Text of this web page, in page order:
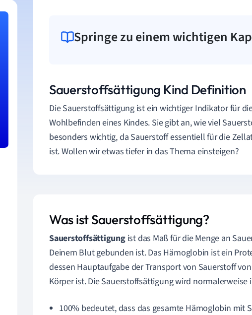
Springe zu einem wichtigen
Sauerstoffsättigung Kind Definition
Die Sauerstoffsättigung ist ein wichtiger Indikator für
Wohlbefinden eines Kindes. Sie gibt an, wie viel
besonders wichtig, da Sauerstoff essentiell für die
ist. Wollen wir etwas tiefer in das Thema einsteigen?
Was ist Sauerstoffsättigung?
Sauerstoffsättigungist das Maß für die Menge an
Deinem Blut gebunden ist. Das Hämoglobin ist ein
dessen Hauptaufgabe der Transport von Sauerstoff
Körper ist. Die Sauerstoffsättigung wird normalerweise
100% bedeutet, dass das gesamte Hämoglobin mit